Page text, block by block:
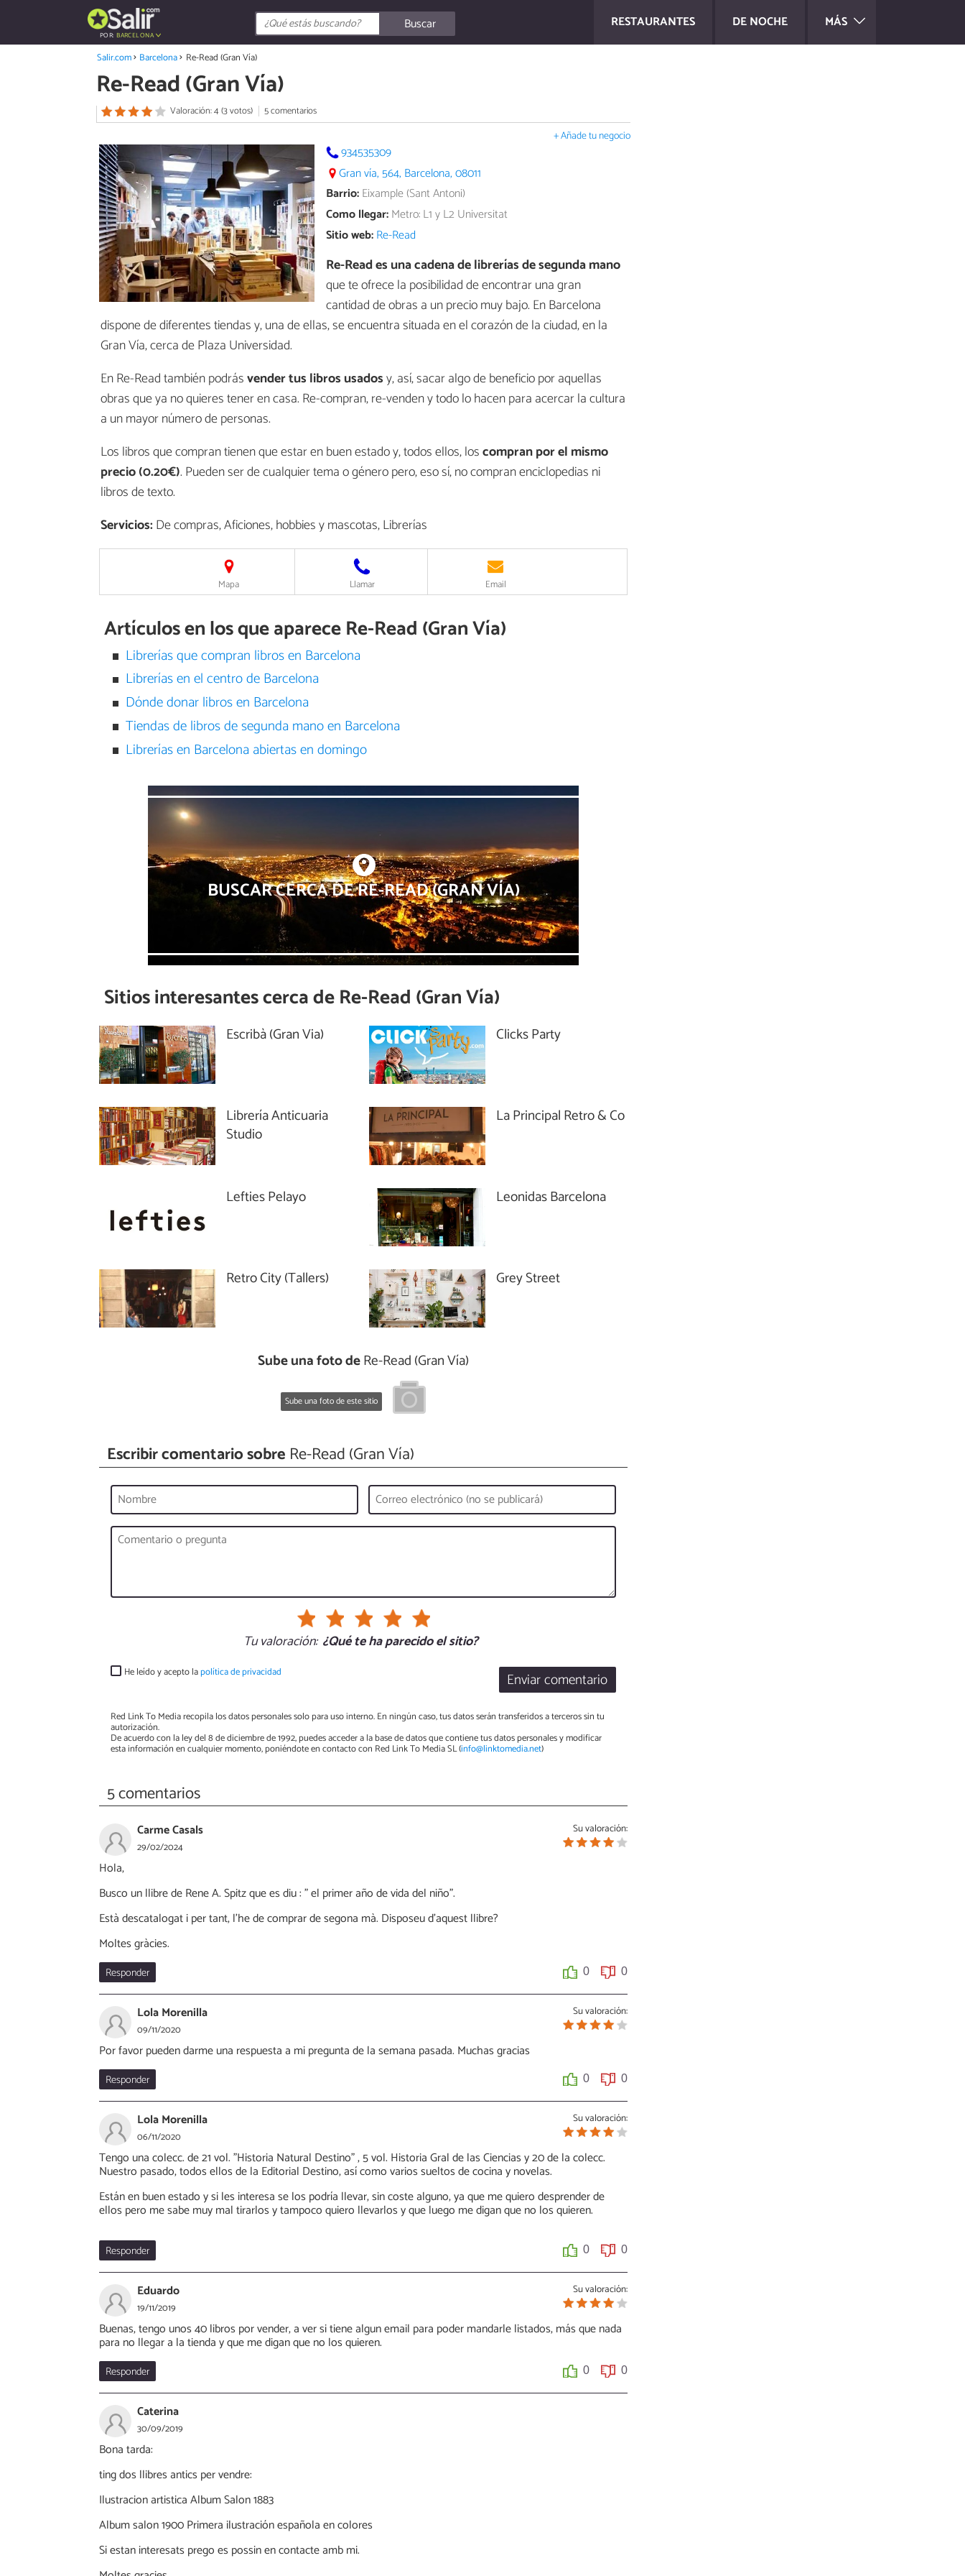
RESTAURANTES DE NOCHE MÁS
POR:BARCELONA
Buscar
Salir.com Barcelona Re-Read (Gran Vía)
Re-Read (Gran Vía)
Valoración: 4 (3 votos) 5 comentarios
+ Añade tu negocio
934535309
Gran vía, 564, Barcelona, 08011
Barrio:Eixample (Sant Antoni)
Como llegar:Metro: L1 y L2 Universitat
Sitio web:Re-Read
Re-Read es una cadena de librerías de segunda mano
que te ofrece la posibilidad de encontrar una gran
cantidad de obras a un precio muy bajo. En Barcelona
dispone de diferentes tiendas y, una de ellas, se encuentra situada en el corazón de la ciudad, en la
Gran Vía, cerca de Plaza Universidad.
En Re-Read también podrásvender tus libros usadosy, así, sacar algo de beneficio por aquellas
obras que ya no quieres tener en casa. Re-compran, re-venden y todo lo hacen para acercar la cultura
a un mayor número de personas.
Los libros que compran tienen que estar en buen estado y, todos ellos, loscompran por el mismo
precio (0.20€). Pueden ser de cualquier tema o género pero, eso sí, no compran enciclopedias ni
libros de texto.
Servicios:De compras, Aficiones, hobbies y mascotas, Librerías
Mapa Llamar Email
Artículos en los que aparece Re-Read (Gran Vía)
Librerías que compran libros en Barcelona
Librerías en el centro de Barcelona
Dónde donar libros en Barcelona
Tiendas de libros de segunda mano en Barcelona
Librerías en Barcelona abiertas en domingo
BUSCAR CERCA DE RE-READ (GRAN VÍA)
Sitios interesantes cerca deRe-Read (Gran Vía)
Escribà (Gran Via) Clicks Party
Librería Anticuaria
Studio
La Principal Retro & Co
Lefties Pelayo Leonidas Barcelona
Retro City (Tallers) Grey Street
Sube una foto deRe-Read (Gran Vía)
Sube una foto de este sitio
Escribir comentario sobre Re-Read (Gran Vía)
Tu valoración: ¿Qué te ha parecido el sitio?
Enviar comentario
He leído y acepto lapolítica de privacidad
Red Link To Media recopila los datos personales solo para uso interno. En ningún caso, tus datos serán transferidos a terceros sin tu
autorización.
De acuerdo con la ley del 8 de diciembre de 1992, puedes acceder a la base de datos que contiene tus datos personales y modificar
esta información en cualquier momento, poniéndote en contacto con Red Link To Media SL (info@linktomedia.net)
5 comentarios
Su valoración:
Carme Casals
29/02/2024
Hola,
Busco un llibre de Rene A. Spitz que es diu : " el primer año de vida del niño".
Està descatalogat i per tant, l'he de comprar de segona mà. Disposeu d'aquest llibre?
Moltes gràcies.
Responder 0 0
Su valoración:
Lola Morenilla
09/11/2020
Por favor pueden darme una respuesta a mi pregunta de la semana pasada. Muchas gracias
Responder 0 0
Su valoración:
Lola Morenilla
06/11/2020
Tengo una colecc. de 21 vol. "Historia Natural Destino" , 5 vol. Historia Gral de las Ciencias y 20 de la colecc.
Nuestro pasado, todos ellos de la Editorial Destino, así como varios sueltos de cocina y novelas.
Están en buen estado y si les interesa se los podría llevar, sin coste alguno, ya que me quiero desprender de
ellos pero me sabe muy mal tirarlos y tampoco quiero llevarlos y que luego me digan que no los quieren.
Responder 0 0
Su valoración:
Eduardo
19/11/2019
Buenas, tengo unos 40 libros por vender, a ver si tiene algun email para poder mandarle listados, más que nada
para no llegar a la tienda y que me digan que no los quieren.
Responder 0 0
Caterina
30/09/2019
Bona tarda:
ting dos llibres antics per vendre:
Ilustracion artistica Album Salon 1883
Album salon 1900 Primera ilustración española en colores
Si estan interesats prego es possin en contacte amb mi.